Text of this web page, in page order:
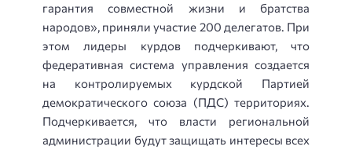
гарантия совместной жизни и братства
народов», приняли участие 200 делегатов. При
этом лидеры курдов подчеркивают, что
федеративная система управления создается
на контролируемых курдской Партией
демократического союза (ПДС) территориях.
Подчеркивается, что власти региональной
администрации будут защищать интересы всех